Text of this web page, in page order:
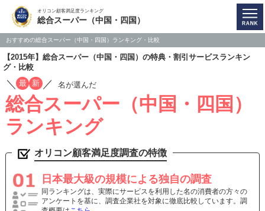
オリコン顧客満足度ランキング
総合スーパー（中国・四国）
おすすめの総合スーパー（中国・四国）ランキング・比較
【2015年】総合スーパー（中国・四国）の特典・割引サービスランキン
グ・比較
／ 最 新 ／ 名が選んだ
総合スーパー（中国・四国）
ランキング
オリコン顧客満足度調査の特徴
日本最大級の規模による独自の調査
同ランキングは、実際にサービスを利用した名の消費者の方々の
アンケートを基に、調査企業社を対象に徹底比較しています。調